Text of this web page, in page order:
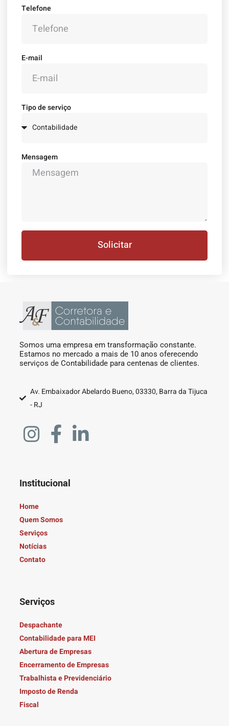
Telefone
E-mail
Tipo de serviço
Mensagem
Solicitar
Somos uma empresa em transformação constante.
Estamos no mercado a mais de 10 anos oferecendo
serviços de Contabilidade para centenas de clientes.
Av. Embaixador Abelardo Bueno, 03330, Barra da Tijuca
- RJ
Institucional
Home
Quem Somos
Serviços
Notícias
Contato
Serviços
Despachante
Contabilidade para MEI
Abertura de Empresas
Encerramento de Empresas
Trabalhista e Previdenciário
Imposto de Renda
Fiscal